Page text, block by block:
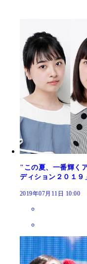
"この夏、一番輝く
ディション２０１９
2019年07月11日 10:00